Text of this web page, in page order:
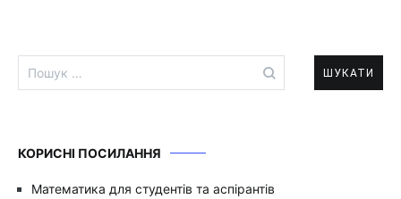
КОРИСНІ ПОСИЛАННЯ
Математика для студентів та аспірантів